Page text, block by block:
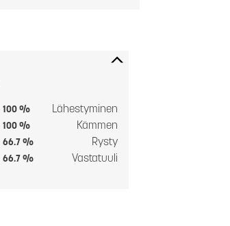
100 % Lähestyminen
100 % Kämmen
66.7 % Rysty
66.7 % Vastatuuli